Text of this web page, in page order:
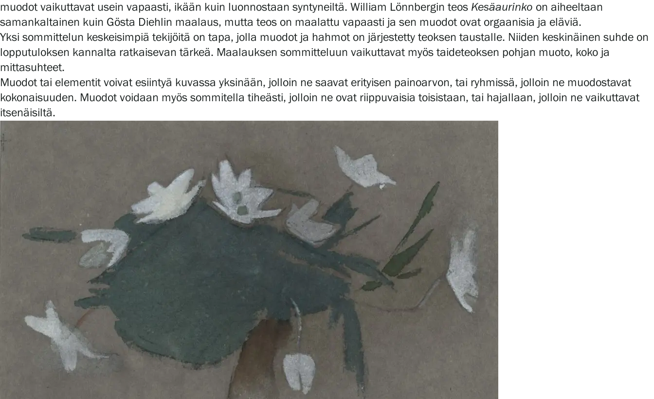
muodot vaikuttavat usein vapaasti, ikään kuin luonnostaan syntyneiltä. William Lönnbergin teos Kesäaurinko on aiheeltaan
samankaltainen kuin Gösta Diehlin maalaus, mutta teos on maalattu vapaasti ja sen muodot ovat orgaanisia ja eläviä.
Yksi sommittelun keskeisimpiä tekijöitä on tapa, jolla muodot ja hahmot on järjestetty teoksen taustalle. Niiden keskinäinen suhde on
lopputuloksen kannalta ratkaisevan tärkeä. Maalauksen sommitteluun vaikuttavat myös taideteoksen pohjan muoto, koko ja
mittasuhteet.
Muodot tai elementit voivat esiintyä kuvassa yksinään, jolloin ne saavat erityisen painoarvon, tai ryhmissä, jolloin ne muodostavat
kokonaisuuden. Muodot voidaan myös sommitella tiheästi, jolloin ne ovat riippuvaisia toisistaan, tai hajallaan, jolloin ne vaikuttavat
itsenäisiltä.